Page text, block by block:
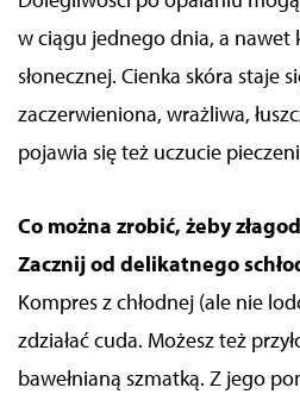
w ciągu jednego dnia, a nawet
słonecznej. Cienka skóra staje
zaczerwieniona, wrażliwa,
pojawia się też uczucie
Co można zrobić, żeby
Zacznij od delikatnego
Kompres z chłodnej (ale nie
zdziałać cuda. Możesz też
bawełnianą szmatką. Z jego